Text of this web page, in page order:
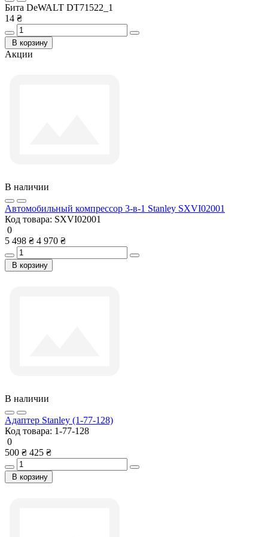
Бита DeWALT DT71522_1
14 ₴
В корзину
Акции
В наличии
Автомобильный компрессор 3-в-1 Stanley SXVI02001
Код товара: SXVI02001
0
5 498 ₴ 4 970 ₴
В корзину
В наличии
Адаптер Stanley (1-77-128)
Код товара: 1-77-128
0
500 ₴ 425 ₴
В корзину